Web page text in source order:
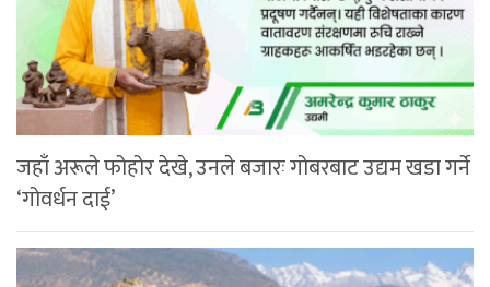
जहाँ अरूले फोहोर देखे, उनले बजारः गोबरबाट उद्यम खडा गर्ने
‘गोवर्धन दाई’